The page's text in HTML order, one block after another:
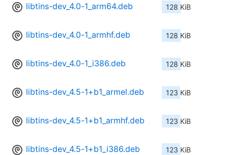
libtins-dev_4.0-1_arm64.deb 128 KiB
libtins-dev_4.0-1_armhf.deb 128 KiB
libtins-dev_4.0-1_i386.deb 128 KiB
libtins-dev_4.5-1+b1_armel.deb 123 KiB
libtins-dev_4.5-1+b1_armhf.deb 123 KiB
libtins-dev_4.5-1+b1_i386.deb 123 KiB